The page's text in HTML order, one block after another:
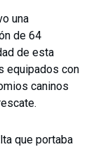
una
de 64
de esta
equipados con
caninos
que portaba